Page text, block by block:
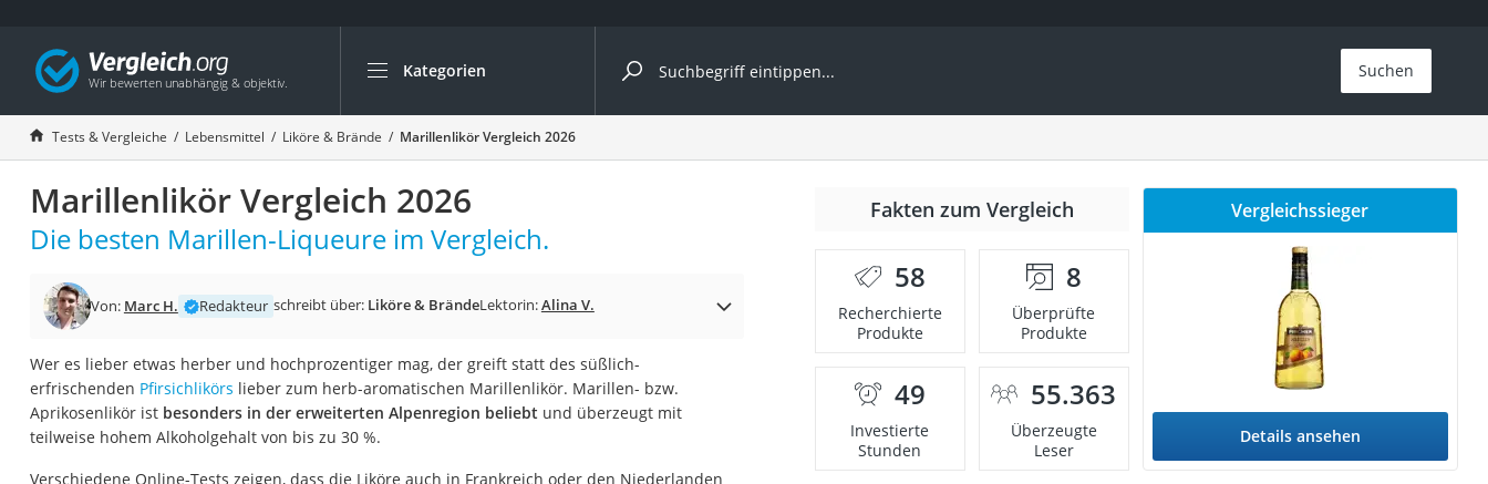
Kategorien
Die beliebtesten Vergleiche nach Kategorie
Lebensmittel
Schwarzkümmelöl
Knäckebrot
Schwarzkümmelöl-Kapseln
Eiklar
Balsamico-Essig
Schwarzkümmelöl bio
Sardinen
Honig
Suchen
Tests & Vergleiche Lebensmittel Liköre & Brände Marillenlikör Vergleich 2026
Marillenlikör Vergleich 2026
Die besten Marillen-Liqueure im Vergleich.
Von: Marc H. Redakteur schreibt über: Liköre & BrändeLektorin:Alina V.
Wer es lieber etwas herber und hochprozentiger mag, der greift statt des süßlich-
erfrischenden Pfirsichlikörs lieber zum herb-aromatischen Marillenlikör. Marillen- bzw.
Aprikosenlikör ist besonders in der erweiterten Alpenregion beliebt und überzeugt mit
teilweise hohem Alkoholgehalt von bis zu 30 %.
Verschiedene Online-Tests zeigen, dass die Liköre auch in Frankreich oder den Niederlanden
Fakten zum Vergleich
58
Recherchierte
Produkte
8
Überprüfte
Produkte
49
Investierte
Stunden
55.363
Überzeugte
Leser
Vergleichssieger
Details ansehen